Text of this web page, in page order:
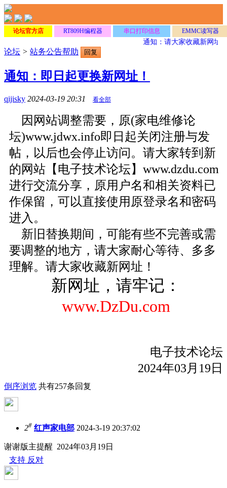
论坛官方店 RT809H编程器 串口打印信息 EMMC读写器
通知：请大家收藏新网址
论坛 > 站务公告帮助 回复
通知：即日起更换新网址！
qijisky 2024-03-19 20:31 看全部
因网站调整需要，原(家电维修论
坛)www.jdwx.info即日起关闭注册与发
帖，以后也会停止访问。请大家转到新
的网站【电子技术论坛】www.dzdu.com
进行交流分享，原用户名和相关资料已
作保留，可以直接使用原登录名和密码
进入。
新旧替换期间，可能有些不完善或需
要调整的地方，请大家耐心等待、多多
理解。请大家收藏新网址！
新网址，请牢记：
www.DzDu.com
电子技术论坛
2024年03月19日
倒序浏览 共有257条回复
2# 红声家电部 2024-3-19 20:37:02
谢谢版主提醒 2024年03月19日
支持 反对